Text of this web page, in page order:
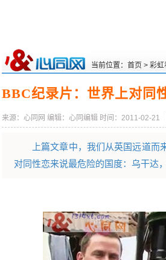
当前位置： 首页 > 彩虹
BBC纪录片：世界上对同
来源：心同网 编辑：心同编辑 时间：2011-02-21
上篇文章中，我们从英国远道
对同性恋来说最危险的国度：乌干达